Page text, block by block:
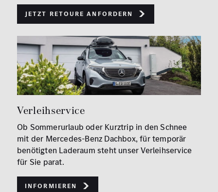
Jetzt Retoure anfordern
Verleihservice
Ob Sommerurlaub oder Kurztrip in den Schnee
mit der Mercedes-Benz Dachbox, für temporär
benötigten Laderaum steht unser Verleihservice
für Sie parat.
Informieren